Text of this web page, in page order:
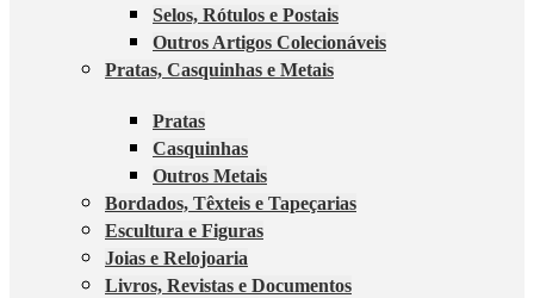
Selos, Rótulos e Postais
Outros Artigos Colecionáveis
Pratas, Casquinhas e Metais
Pratas
Casquinhas
Outros Metais
Bordados, Têxteis e Tapeçarias
Escultura e Figuras
Joias e Relojoaria
Livros, Revistas e Documentos